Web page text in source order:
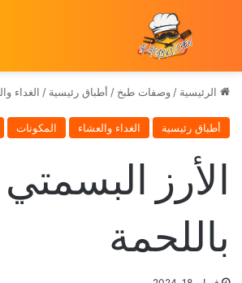
الرئيسية / وصفات طبخ / أطباق رئيسية / الغداء
أطباق رئيسية الغداء والعشاء المكونات
الأرز البسمتي
باللحمة